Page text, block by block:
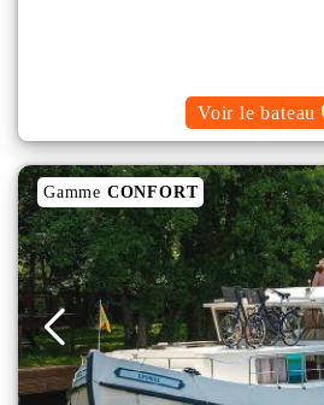
Voir le bateau
Gamme CONFORT